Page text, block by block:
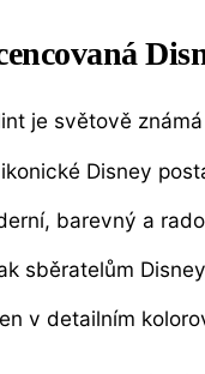
je světově
Disney
barevný a
sběratelům
v detailním